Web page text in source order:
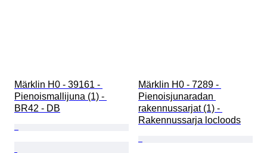
Märklin H0 - 39161 -
Pienoismallijuna (1) -
BR42 - DB
Märklin H0 - 7289 -
Pienoisjunaradan
rakennussarjat (1) -
Rakennussarja locloods